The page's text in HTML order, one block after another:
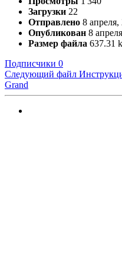
Загрузки 22
Отправлено 8 апреля,
Опубликован 8
Размер файла 637.31
Подписчики 0
Следующий файл
Grand